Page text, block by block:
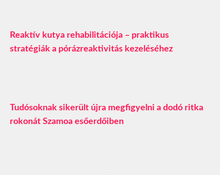
Reaktív kutya rehabilitációja – praktikus
stratégiák a pórázreaktivitás kezeléséhez
Tudósoknak sikerült újra megfigyelni a dodó ritka
rokonát Szamoa esőerdőiben